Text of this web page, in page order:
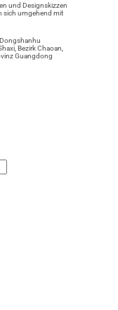
und Designskizzen
sich umgehend mit
Bezirk Chaoan,
Guangdong